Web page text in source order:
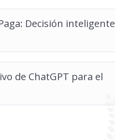
Decisión inteligente
de ChatGPT para el